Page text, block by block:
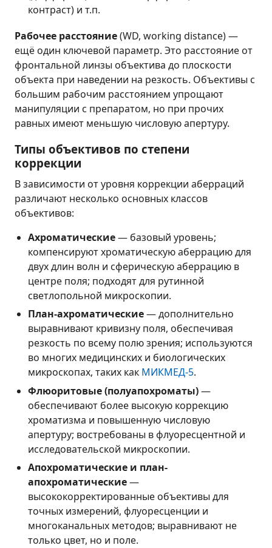
контраст) и т.п.
Рабочее расстояние(WD, working distance) —
ещё один ключевой параметр. Это расстояние от
фронтальной линзы объектива до плоскости
объекта при наведении на резкость. Объективы с
большим рабочим расстоянием упрощают
манипуляции с препаратом, но при прочих
равных имеют меньшую числовую апертуру.
Типы объективов по степени
коррекции
В зависимости от уровня коррекции аберраций
различают несколько основных классов
объективов:
Ахроматические— базовый уровень;
компенсируют хроматическую аберрацию для
двух длин волн и сферическую аберрацию в
центре поля; подходят для рутинной
светлопольной микроскопии.
План-ахроматические— дополнительно
выравнивают кривизну поля, обеспечивая
резкость по всему полю зрения; используются
во многих медицинских и биологических
микроскопах, таких как МИКМЕД-5.
Флюоритовые (полуапохроматы)—
обеспечивают более высокую коррекцию
хроматизма и повышенную числовую
апертуру; востребованы в флуоресцентной и
исследовательской микроскопии.
Апохроматические и план-
апохроматические—
высококорректированные объективы для
точных измерений, флуоресценции и
многоканальных методов; выравнивают не
только цвет, но и поле.